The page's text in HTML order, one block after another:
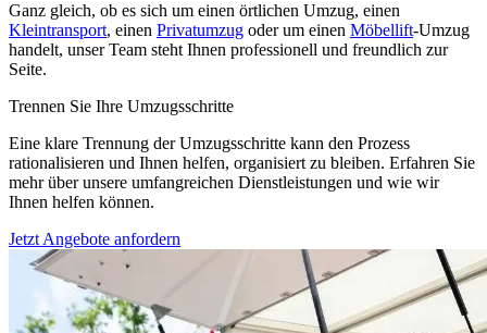
Ganz gleich, ob es sich um einen örtlichen Umzug, einen
Kleintransport, einen Privatumzug oder um einen Möbellift-Umzug
handelt, unser Team steht Ihnen professionell und freundlich zur
Seite.
Trennen Sie Ihre Umzugsschritte
Eine klare Trennung der Umzugsschritte kann den Prozess
rationalisieren und Ihnen helfen, organisiert zu bleiben. Erfahren Sie
mehr über unsere umfangreichen Dienstleistungen und wie wir
Ihnen helfen können.
Jetzt Angebote anfordern